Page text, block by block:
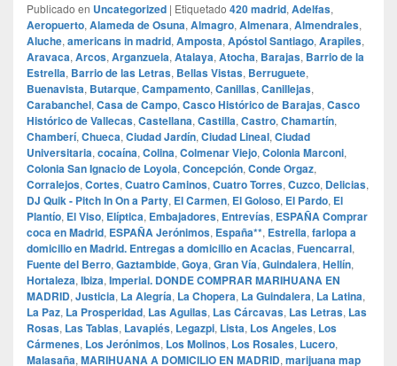
Publicado en Uncategorized | Etiquetado 420 madrid, Adelfas,
Aeropuerto, Alameda de Osuna, Almagro, Almenara, Almendrales,
Aluche, americans in madrid, Amposta, Apóstol Santiago, Arapiles,
Aravaca, Arcos, Arganzuela, Atalaya, Atocha, Barajas, Barrio de la
Estrella, Barrio de las Letras, Bellas Vistas, Berruguete,
Buenavista, Butarque, Campamento, Canillas, Canillejas,
Carabanchel, Casa de Campo, Casco Histórico de Barajas, Casco
Histórico de Vallecas, Castellana, Castilla, Castro, Chamartín,
Chamberí, Chueca, Ciudad Jardín, Ciudad Lineal, Ciudad
Universitaria, cocaína, Colina, Colmenar Viejo, Colonia Marconi,
Colonia San Ignacio de Loyola, Concepción, Conde Orgaz,
Corralejos, Cortes, Cuatro Caminos, Cuatro Torres, Cuzco, Delicias,
DJ Quik - Pitch In On a Party, El Carmen, El Goloso, El Pardo, El
Plantío, El Viso, Elíptica, Embajadores, Entrevías, ESPAÑA Comprar
coca en Madrid, ESPAÑA Jerónimos, España**, Estrella, farlopa a
domicilio en Madrid. Entregas a domicilio en Acacias, Fuencarral,
Fuente del Berro, Gaztambide, Goya, Gran Vía, Guindalera, Hellín,
Hortaleza, Ibiza, Imperial. DONDE COMPRAR MARIHUANA EN
MADRID, Justicia, La Alegría, La Chopera, La Guindalera, La Latina,
La Paz, La Prosperidad, Las Aguilas, Las Cárcavas, Las Letras, Las
Rosas, Las Tablas, Lavapiés, Legazpi, Lista, Los Angeles, Los
Cármenes, Los Jerónimos, Los Molinos, Los Rosales, Lucero,
Malasaña, MARIHUANA A DOMICILIO EN MADRID, marijuana map